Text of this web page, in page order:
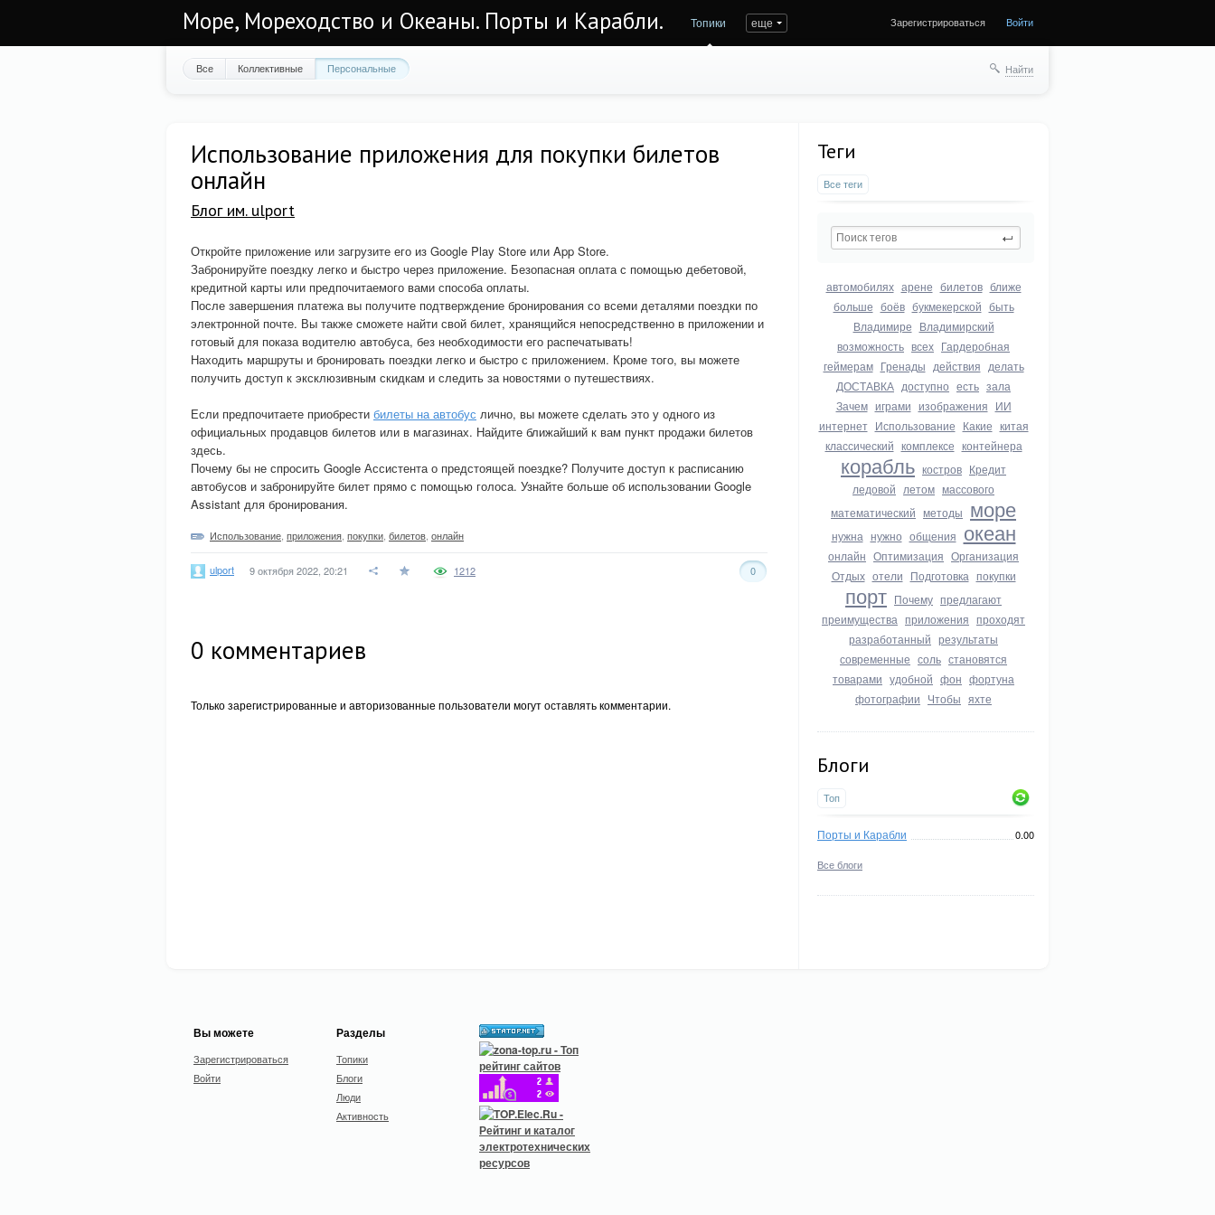
Море, Мореходство и Океаны. Порты и Карабли. Топики еще Зарегистрироваться Войти
Все Коллективные Персональные Найти
Теги
Все теги
автомобилях арене билетов ближе
больше боёв букмекерской быть
Владимире Владимирский
возможность всех Гардеробная
геймерам Гренады действия делать
ДОСТАВКА доступно есть зала
Зачем играми изображения ИИ
интернет Использование Какие китая
классический комплексе контейнера
корабль костров Кредит
ледовой летом массового
математический методы море
нужна нужно общения океан
онлайн Оптимизация Организация
Отдых отели Подготовка покупки
порт Почему предлагают
преимущества приложения проходят
разработанный результаты
современные соль становятся
товарами удобной фон фортуна
фотографии Чтобы яхте
Блоги
Топ
Порты и Карабли 0.00
Все блоги
Использование приложения для покупки билетов
онлайн
Блог им. ulport
Откройте приложение или загрузите его из Google Play Store или App Store.
Забронируйте поездку легко и быстро через приложение. Безопасная оплата с помощью дебетовой,
кредитной карты или предпочитаемого вами способа оплаты.
После завершения платежа вы получите подтверждение бронирования со всеми деталями поездки по
электронной почте. Вы также сможете найти свой билет, хранящийся непосредственно в приложении и
готовый для показа водителю автобуса, без необходимости его распечатывать!
Находить маршруты и бронировать поездки легко и быстро с приложением. Кроме того, вы можете
получить доступ к эксклюзивным скидкам и следить за новостями о путешествиях.
Если предпочитаете приобрести билеты на автобус лично, вы можете сделать это у одного из
официальных продавцов билетов или в магазинах. Найдите ближайший к вам пункт продажи билетов
здесь.
Почему бы не спросить Google Ассистента о предстоящей поездке? Получите доступ к расписанию
автобусов и забронируйте билет прямо с помощью голоса. Узнайте больше об использовании Google
Assistant для бронирования.
Использование приложения покупки билетов онлайн
ulport 9 октября 2022, 20:21 0
1212
0 комментариев
Только зарегистрированные и авторизованные пользователи могут оставлять комментарии.
Вы можете
Зарегистрироваться
Войти
Разделы
Топики
Блоги
Люди
Активность